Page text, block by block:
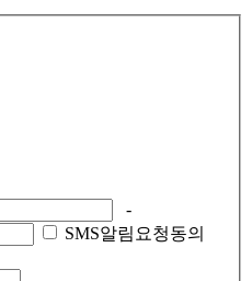
-
SMS알림요청동의